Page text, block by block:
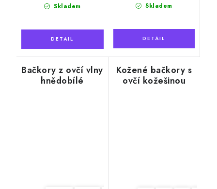
Skladem Skladem
Bačkory z ovčí vlny
hnědobílé
Kožené bačkory s
ovčí kožešinou